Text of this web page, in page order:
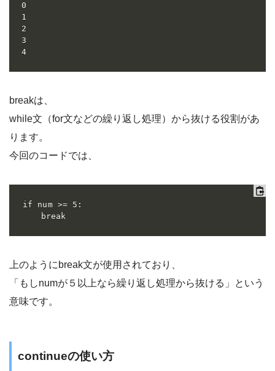
0
1
2
3
4
breakは、
while文（for文などの繰り返し処理）から抜ける役割があ
ります。
今回のコードでは、
if num >= 5:
    break
上のようにbreak文が使用されており、
「もしnumが５以上なら繰り返し処理から抜ける」という
意味です。
continueの使い方